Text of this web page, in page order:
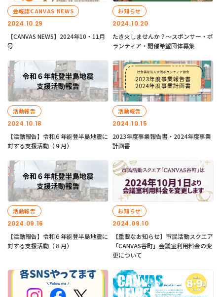
2024.10.29
会報誌CANVAS NEWS
【CANVAS NEWS】2024年10・11月
号
2024.10.20
お知らせ
たき火しませんか？～スポンサー・ボ
ランティア・開催希望団体募集
2024.10.18
活動報告
【活動報告】令和６年能登半島地震に
対する支援活動（９月）
2024.10.15
活動報告
2023年度事業報告書・2024年度事業
計画書
2024.09.16
活動報告
【活動報告】令和６年能登半島地震に
対する支援活動（８月）
2024.09.10
お知らせ
【重要なお知らせ】市民活動スクエア
「CANVAS谷町」会議室利用料金の変
更について